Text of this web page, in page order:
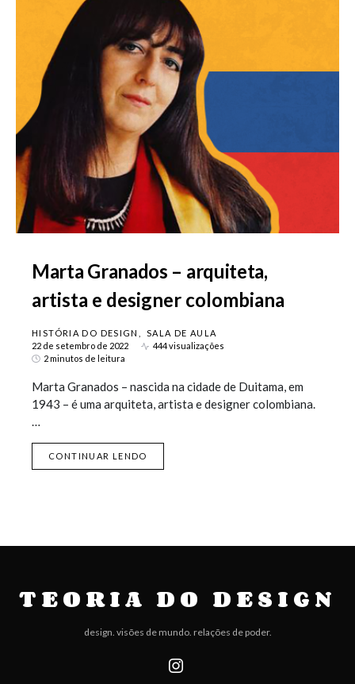
Marta Granados – arquiteta,
artista e designer colombiana
HISTÓRIA DO DESIGN
SALA DE AULA
22 de setembro de 2022
444 visualizações
2 minutos de leitura
Marta Granados – nascida na cidade de Duitama, em
1943 – é uma arquiteta, artista e designer colombiana.
…
CONTINUAR LENDO
TEORIA DO DESIGN
design. visões de mundo. relações de poder.